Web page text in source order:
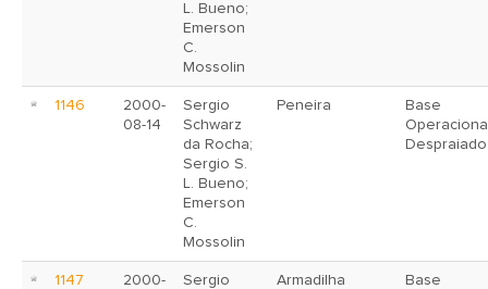
L. Bueno;
Emerson
C.
Mossolin
1146
2000-
08-14
Sergio
Schwarz
da Rocha;
Sergio S.
L. Bueno;
Emerson
C.
Mossolin
Peneira
Base
Despraiado
1147
2000-
Sergio
Armadilha
Base